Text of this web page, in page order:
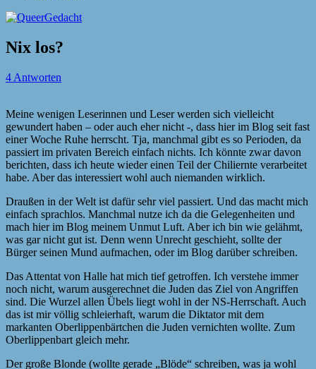
Nix los?
4 Antworten
Meine wenigen Leserinnen und Leser werden sich vielleicht
gewundert haben – oder auch eher nicht -, dass hier im Blog seit fast
einer Woche Ruhe herrscht. Tja, manchmal gibt es so Perioden, da
passiert im privaten Bereich einfach nichts. Ich könnte zwar davon
berichten, dass ich heute wieder einen Teil der Chiliernte verarbeitet
habe. Aber das interessiert wohl auch niemanden wirklich.
Draußen in der Welt ist dafür sehr viel passiert. Und das macht mich
einfach sprachlos. Manchmal nutze ich da die Gelegenheiten und
mach hier im Blog meinem Unmut Luft. Aber ich bin wie gelähmt,
was gar nicht gut ist. Denn wenn Unrecht geschieht, sollte der
Bürger seinen Mund aufmachen, oder im Blog darüber schreiben.
Das Attentat von Halle hat mich tief getroffen. Ich verstehe immer
noch nicht, warum ausgerechnet die Juden das Ziel von Angriffen
sind. Die Wurzel allen Übels liegt wohl in der NS-Herrschaft. Auch
das ist mir völlig schleierhaft, warum die Diktator mit dem
markanten Oberlippenbärtchen die Juden vernichten wollte. Zum
Oberlippenbart gleich mehr.
Der große Blonde (wollte gerade „Blöde“ schreiben, was ja wohl